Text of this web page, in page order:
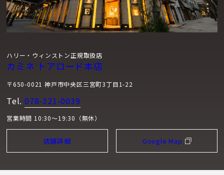
ハリー・ウィンストン正規取扱店
カミネ トアロード本店
〒650-0021 神戸市中央区三宮町3丁目1-22
Tel. 078-321-0039
営業時間 10:30～19:30（無休）
店舗詳細 Google Map